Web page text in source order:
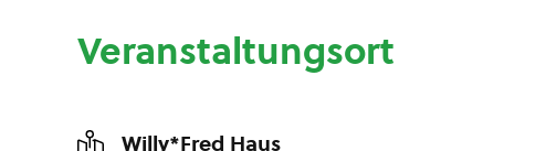
Veranstaltungsort
Willy*Fred Haus